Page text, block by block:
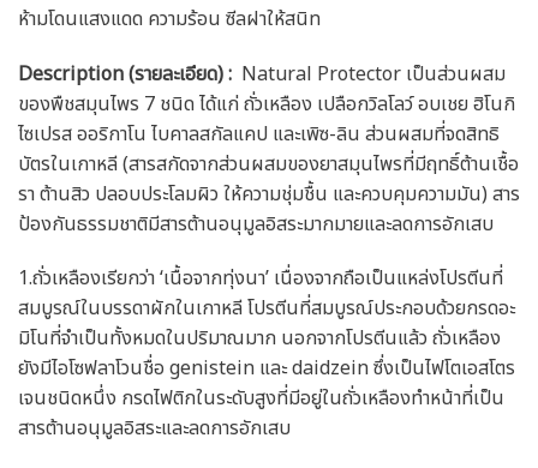
ห้ามโดนแสงแดด ความร้อน ซีลฝาให้สนิท
Description (รายละเอียด): Natural Protector เป็นส่วนผสม
ของพืชสมุนไพร 7 ชนิด ได้แก่ ถั่วเหลือง เปลือกวิลโลว์ อบเชย ฮิโนกิ
ไซเปรส ออริกาโน ไบคาลสกัลแคป และเพิซ-ลิน ส่วนผสมที่จดสิทธิ
บัตรในเกาหลี (สารสกัดจากส่วนผสมของยาสมุนไพรที่มีฤทธิ์ต้านเชื้อ
รา ต้านสิว ปลอบประโลมผิว ให้ความชุ่มชื้น และควบคุมความมัน) สาร
ป้องกันธรรมชาติมีสารต้านอนุมูลอิสระมากมายและลดการอักเสบ
1.ถั่วเหลืองเรียกว่า ‘เนื้อจากทุ่งนา’ เนื่องจากถือเป็นแหล่งโปรตีนที่
สมบูรณ์ในบรรดาผักในเกาหลี โปรตีนที่สมบูรณ์ประกอบด้วยกรดอะ
มิโนที่จําเป็นทั้งหมดในปริมาณมาก นอกจากโปรตีนแล้ว ถั่วเหลือง
ยังมีไอโซฟลาโวนชื่อ genistein และ daidzein ซึ่งเป็นไฟโตเอสโตร
เจนชนิดหนึ่ง กรดไฟติกในระดับสูงที่มีอยู่ในถั่วเหลืองทําหน้าที่เป็น
สารต้านอนุมูลอิสระและลดการอักเสบ